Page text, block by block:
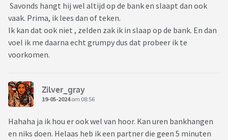
Savonds hangt hij wel altijd op de bank en slaapt dan ook
vaak. Prima, ik lees dan of teken.
Ik kan dat ook niet , zelden zak ik in slaap op de bank. En dan
voel ik me daarna echt grumpy dus dat probeer ik te
voorkomen.
Zilver_gray
19-05-2024om 08:56
Hahaha ja ik hou er ook wel van hoor. Kan uren bankhangen
en niks doen. Helaas heb ik een partner die geen 5 minuten